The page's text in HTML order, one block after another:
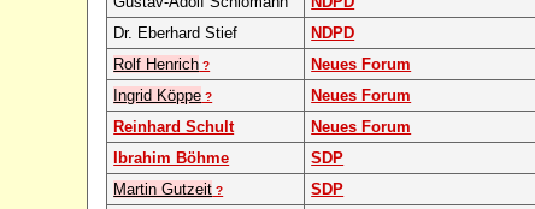
Dr. Eberhard Stief
NDPD
Rolf Henrich ?
Neues Forum
Ingrid Köppe ?
Neues Forum
Reinhard Schult
Neues Forum
Ibrahim Böhme
SDP
Martin Gutzeit ?
SDP